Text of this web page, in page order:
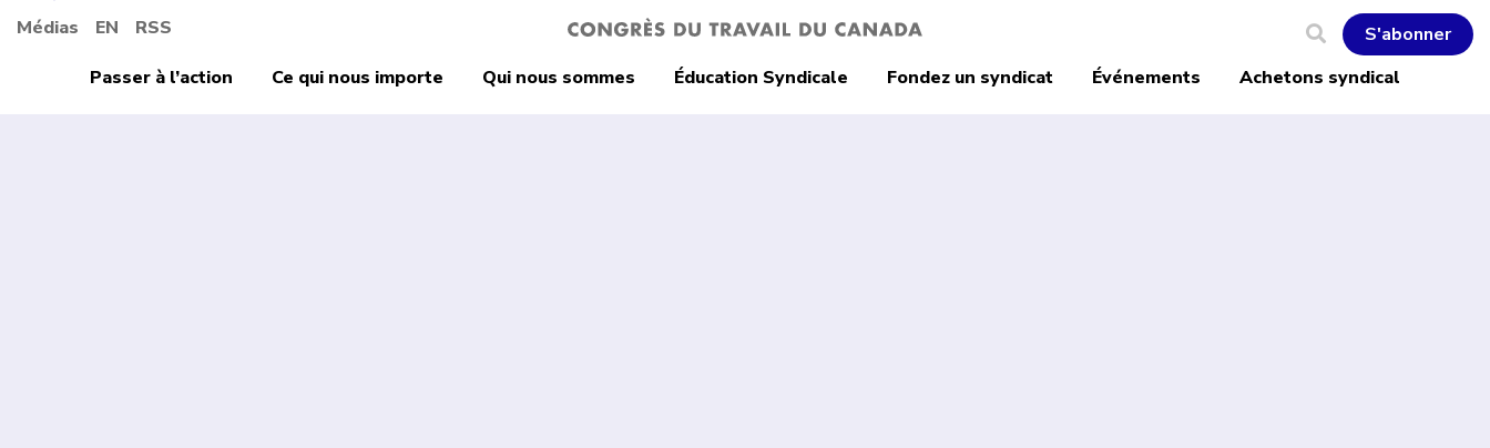
Médias EN RSS
S'abonner
Passer à l’action
Ce qui nous importe Qui nous sommes Éducation Syndicale Fondez un syndicat Événements Achetons syndical